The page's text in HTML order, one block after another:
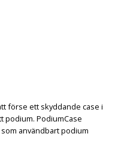
förse ett skyddande case i
podium. PodiumCase
användbart podium